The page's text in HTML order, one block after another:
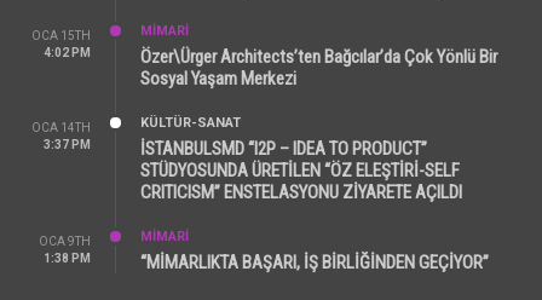
OCA 15TH
4:02 PM
MİMARİ
Özer\Ürger Architects’ten Bağcılar’da Çok Yönlü Bir
Sosyal Yaşam Merkezi
OCA 14TH
3:37 PM
KÜLTÜR-SANAT
İSTANBULSMD “I2P – IDEA TO PRODUCT”
STÜDYOSUNDA ÜRETİLEN “ÖZ ELEŞTİRİ-SELF
CRITICISM” ENSTELASYONU ZİYARETE AÇILDI
OCA 9TH
1:38 PM
MİMARİ
“MİMARLIKTA BAŞARI, İŞ BİRLİĞİNDEN GEÇİYOR”